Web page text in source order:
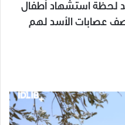
لحظة استشهاد أطفال
عصابات الأسد لهم